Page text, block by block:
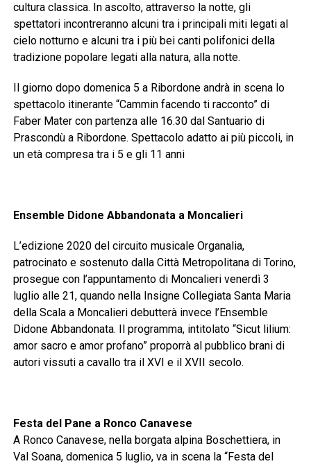
cultura classica. In ascolto, attraverso la notte, gli
spettatori incontreranno alcuni tra i principali miti legati al
cielo notturno e alcuni tra i più bei canti polifonici della
tradizione popolare legati alla natura, alla notte.
Il giorno dopo domenica 5 a Ribordone andrà in scena lo
spettacolo itinerante “Cammin facendo ti racconto” di
Faber Mater con partenza alle 16.30 dal Santuario di
Prascondù a Ribordone. Spettacolo adatto ai più piccoli, in
un età compresa tra i 5 e gli 11 anni
Ensemble Didone Abbandonata a Moncalieri
L’edizione 2020 del circuito musicale Organalia,
patrocinato e sostenuto dalla Città Metropolitana di Torino,
prosegue con l’appuntamento di Moncalieri venerdì 3
luglio alle 21, quando nella Insigne Collegiata Santa Maria
della Scala a Moncalieri debutterà invece l’Ensemble
Didone Abbandonata. Il programma, intitolato “Sicut lilium:
amor sacro e amor profano” proporrà al pubblico brani di
autori vissuti a cavallo tra il XVI e il XVII secolo.
Festa del Pane a Ronco Canavese
A Ronco Canavese, nella borgata alpina Boschettiera, in
Val Soana, domenica 5 luglio, va in scena la “Festa del